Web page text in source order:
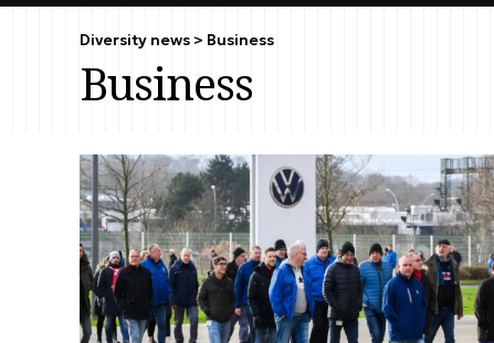
Diversity news> Business
Business